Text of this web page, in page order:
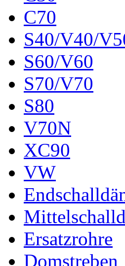
C70
S40/V40/
S60/V60
S70/V70
S80
V70N
XC90
VW
Ersatzrohre
Domstreben